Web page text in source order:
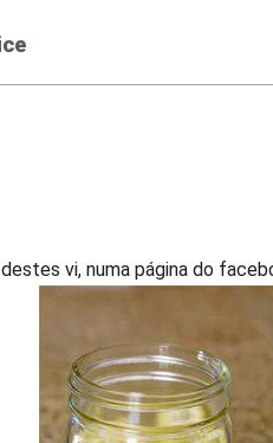
vi, numa página do